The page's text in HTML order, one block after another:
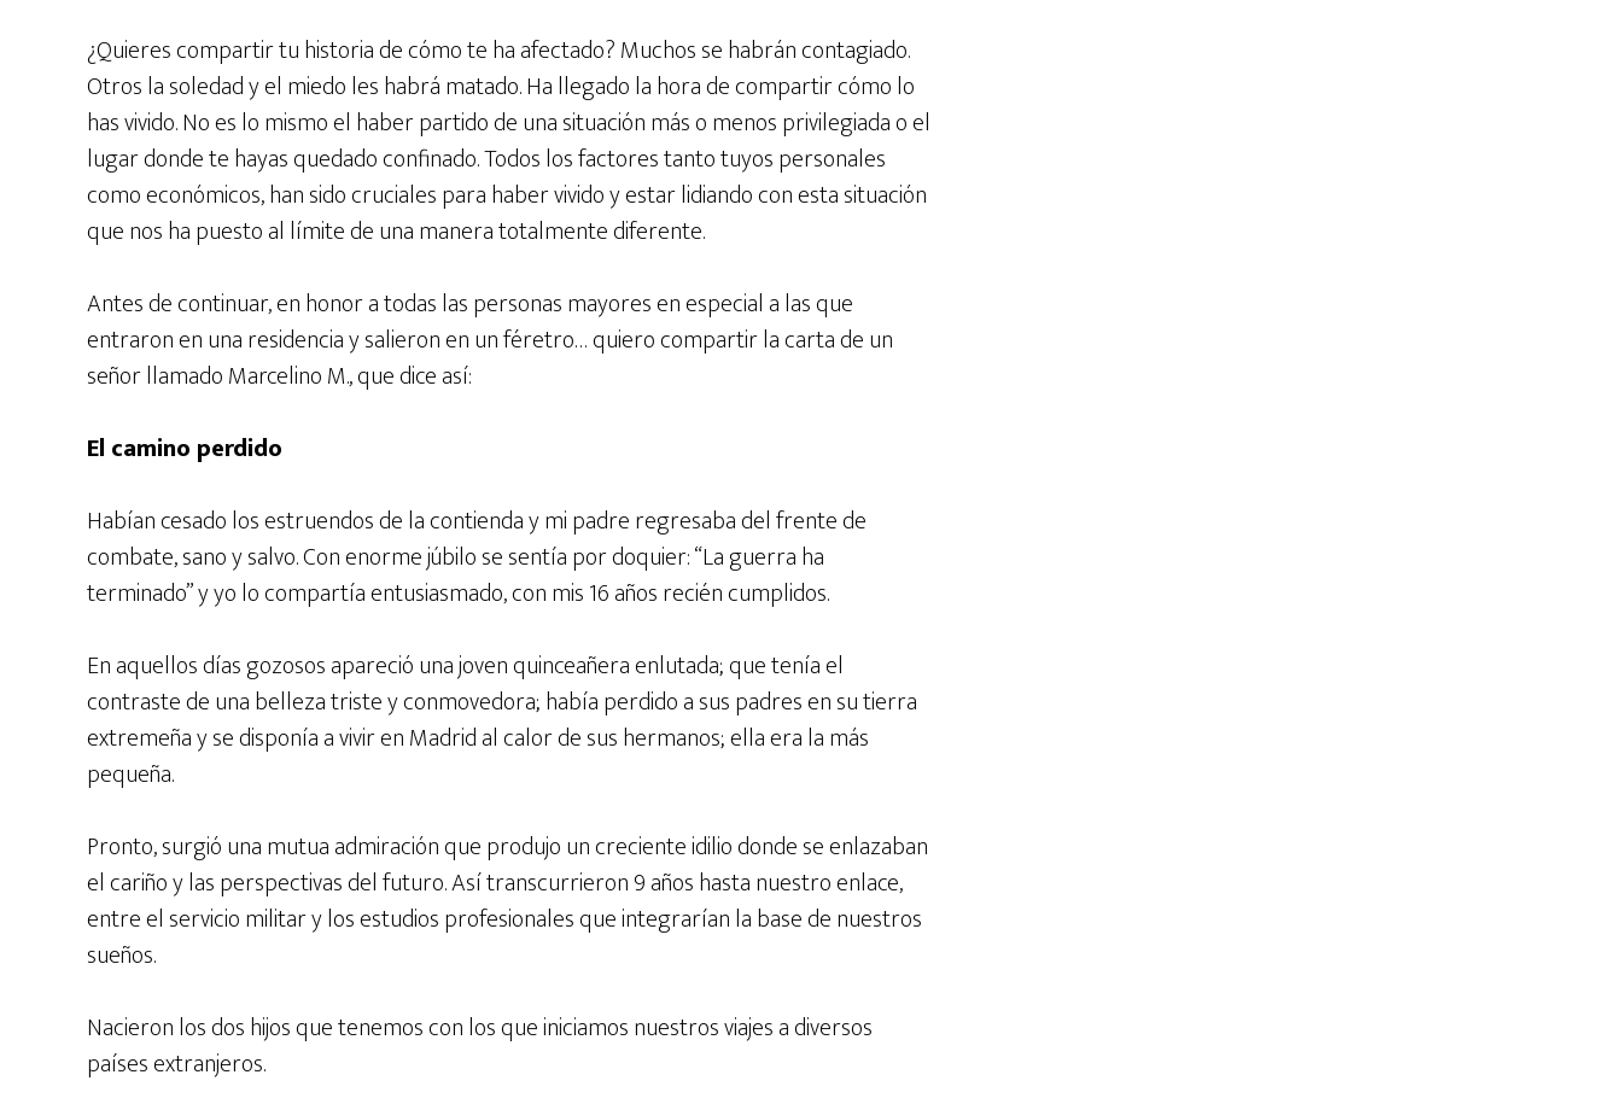
¿Quieres compartir tu historia de cómo te ha afectado? Muchos se habrán contagiado.
Otros la soledad y el miedo les habrá matado. Ha llegado la hora de compartir cómo lo
has vivido. No es lo mismo el haber partido de una situación más o menos privilegiada o el
lugar donde te hayas quedado confinado. Todos los factores tanto tuyos personales
como económicos, han sido cruciales para haber vivido y estar lidiando con esta situación
que nos ha puesto al límite de una manera totalmente diferente.
Antes de continuar, en honor a todas las personas mayores en especial a las que
entraron en una residencia y salieron en un féretro… quiero compartir la carta de un
señor llamado Marcelino M., que dice así:
El camino perdido
Habían cesado los estruendos de la contienda y mi padre regresaba del frente de
combate, sano y salvo. Con enorme júbilo se sentía por doquier: “La guerra ha
terminado” y yo lo compartía entusiasmado, con mis 16 años recién cumplidos.
En aquellos días gozosos apareció una joven quinceañera enlutada; que tenía el
contraste de una belleza triste y conmovedora; había perdido a sus padres en su tierra
extremeña y se disponía a vivir en Madrid al calor de sus hermanos; ella era la más
pequeña.
Pronto, surgió una mutua admiración que produjo un creciente idilio donde se enlazaban
el cariño y las perspectivas del futuro. Así transcurrieron 9 años hasta nuestro enlace,
entre el servicio militar y los estudios profesionales que integrarían la base de nuestros
sueños.
Nacieron los dos hijos que tenemos con los que iniciamos nuestros viajes a diversos
países extranjeros.